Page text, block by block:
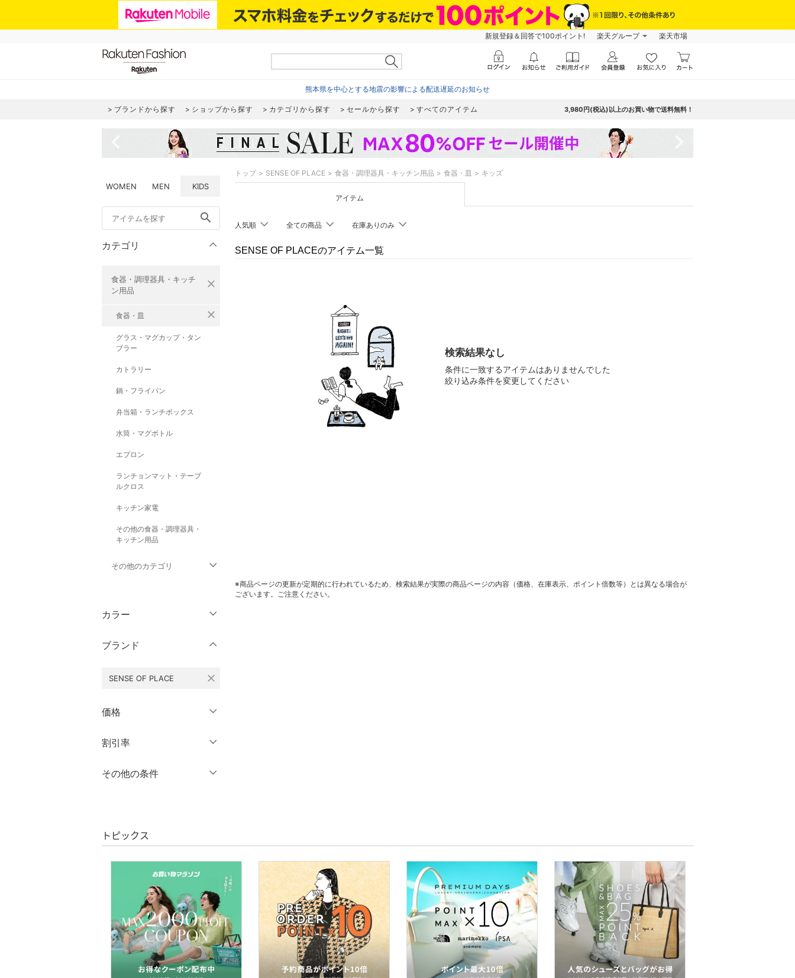
新規登録＆回答で100ポイント! 楽天グループ 楽天市場
熊本県を中心とする地震の影響による配送遅延のお知らせ
ブランドから探す ショップから探す カテゴリから探す セールから探す すべてのアイテム 3,980円(税込)以上のお買い物で送料無料！
WOMEN MEN KIDS
search
カテゴリ
食器・調理器具・キッチ
ン用品
close
食器・皿 close
グラス・マグカップ・タン
ブラー
カトラリー
鍋・フライパン
弁当箱・ランチボックス
水筒・マグボトル
エプロン
ランチョンマット・テーブ
ルクロス
キッチン家電
その他の食器・調理器具・
キッチン用品
その他のカテゴリ
パンツ
ワンピース・ドレス
スカート
ーオール
バッグ
ファッション雑貨
アクセサリー・腕時計
財布・ポーチ・ケース
カラー
クリア
ブランド
SENSE OF PLACE close
価格
絞り込み
割引率
％OFF～ ％OFF
その他の条件
クリア 絞り込み
トップ SENSE OF PLACE 食器・調理器具・キッチン用品 食器・皿 キッズ
アイテム
人気順 全ての商品 在庫ありのみ
SENSE OF PLACEのアイテム一覧
検索結果なし
条件に一致するアイテムはありませんでした
絞り込み条件を変更してください
※商品ページの更新が定期的に行われているため、検索結果が実際の商品ページの内容（価格、在庫表示、ポイント倍数等）とは異なる場合が
ございます。ご注意ください。
トピックス